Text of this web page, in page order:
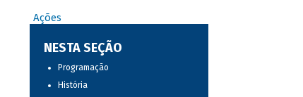
Ações
NESTA SEÇÃO
Programação
História